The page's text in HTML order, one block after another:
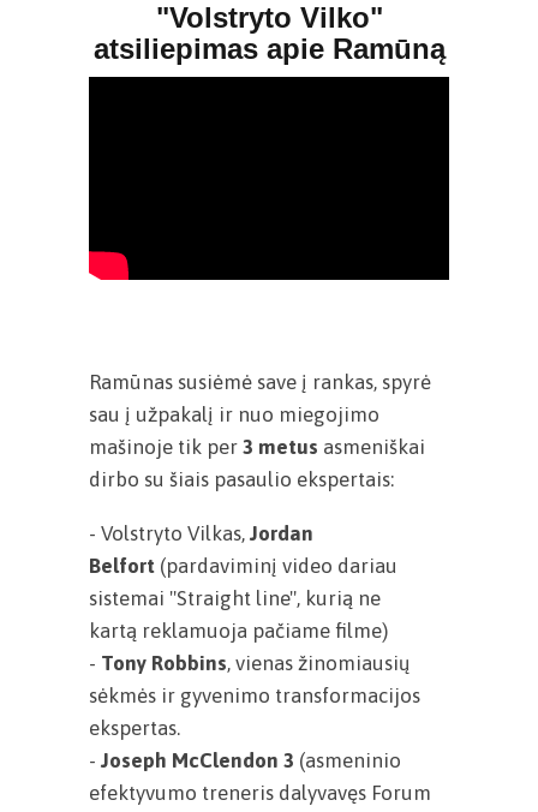
"Volstryto Vilko"
atsiliepimas apie Ramūną
Ramūnas susiėmė save į rankas, spyrė
sau į užpakalį ir nuo miegojimo
mašinoje tik per 3 metus asmeniškai
dirbo su šiais pasaulio ekspertais:
- Volstryto Vilkas, Jordan
Belfort (pardaviminį video dariau
sistemai "Straight line", kurią ne
kartą reklamuoja pačiame filme)
- Tony Robbins, vienas žinomiausių
sėkmės ir gyvenimo transformacijos
ekspertas.
- Joseph McClendon 3 (asmeninio
efektyvumo treneris dalyvavęs Forum